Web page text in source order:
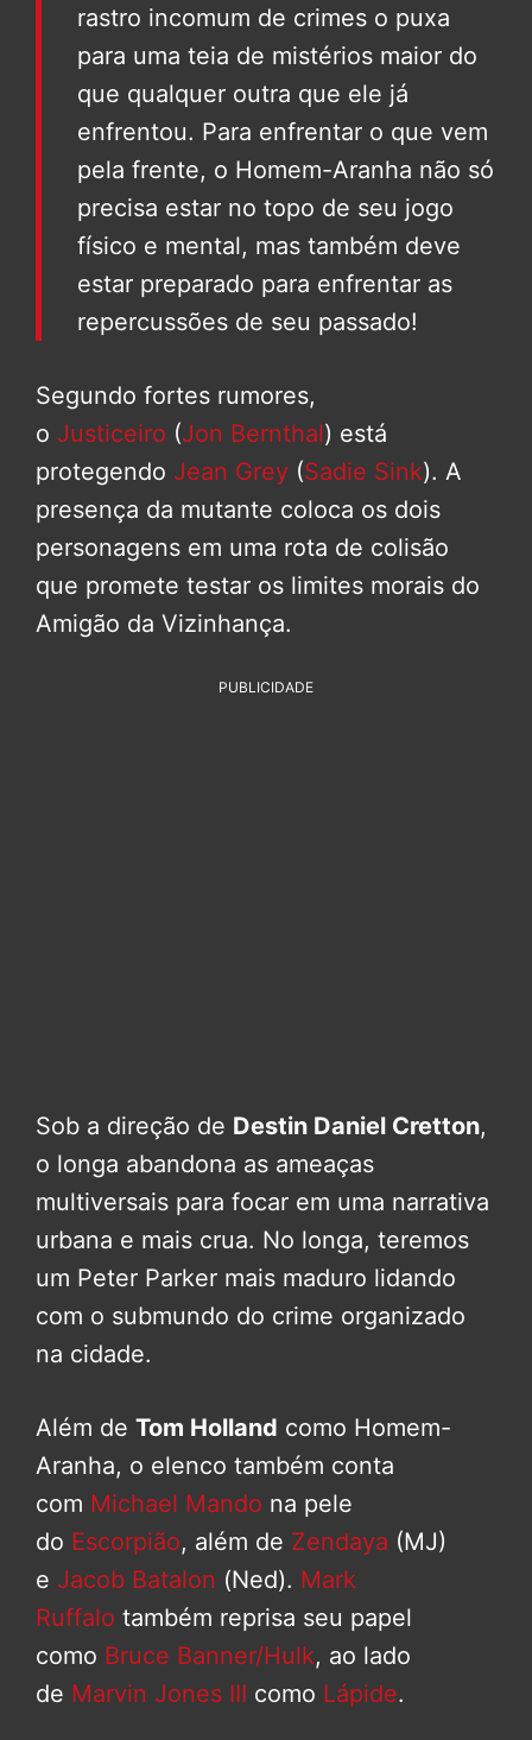
rastro incomum de crimes o puxa
para uma teia de mistérios maior do
que qualquer outra que ele já
enfrentou. Para enfrentar o que vem
pela frente, o Homem-Aranha não só
precisa estar no topo de seu jogo
físico e mental, mas também deve
estar preparado para enfrentar as
repercussões de seu passado!
Segundo fortes rumores,
o Justiceiro (Jon Bernthal) está
protegendo Jean Grey (Sadie Sink). A
presença da mutante coloca os dois
personagens em uma rota de colisão
que promete testar os limites morais do
Amigão da Vizinhança.
PUBLICIDADE
Sob a direção de Destin Daniel Cretton,
o longa abandona as ameaças
multiversais para focar em uma narrativa
urbana e mais crua. No longa, teremos
um Peter Parker mais maduro lidando
com o submundo do crime organizado
na cidade.
Além de Tom Holland como Homem-
Aranha, o elenco também conta
com Michael Mando na pele
do Escorpião, além de Zendaya (MJ)
e Jacob Batalon (Ned). Mark
Ruffalo também reprisa seu papel
como Bruce Banner/Hulk, ao lado
de Marvin Jones III como Lápide.